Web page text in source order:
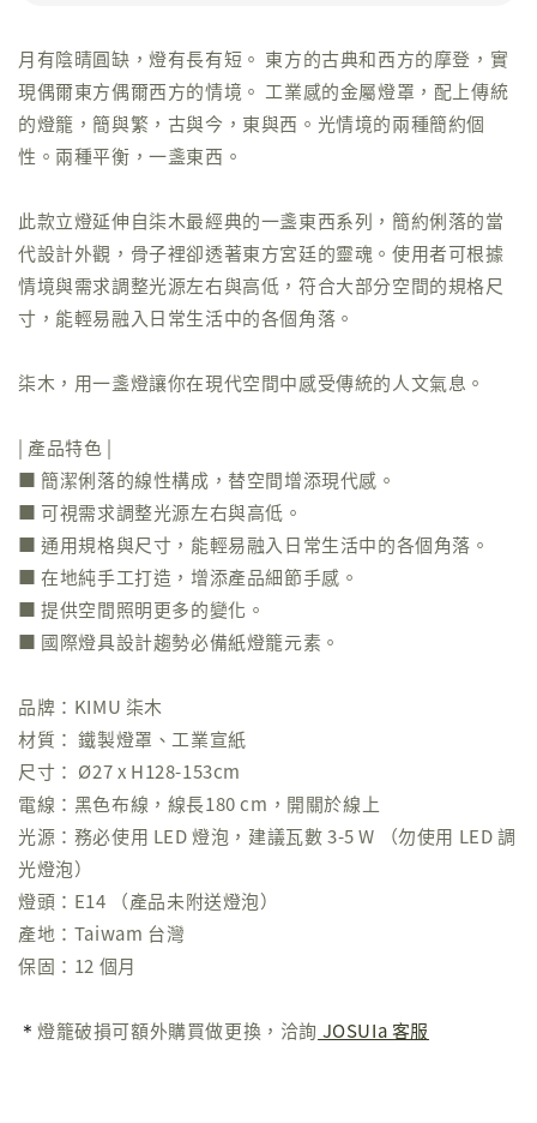
月有陰晴圓缺，燈有長有短。 東方的古典和西方的摩登，實
現偶爾東方偶爾西方的情境。 工業感的金屬燈罩，配上傳統
的燈籠，簡與繁，古與今，東與西。光情境的兩種簡約個
性。兩種平衡，一盞東西。
此款立燈延伸自柒木最經典的一盞東西系列，簡約俐落的當
代設計外觀，骨子裡卻透著東方宮廷的靈魂。使用者可根據
情境與需求調整光源左右與高低，符合大部分空間的規格尺
寸，能輕易融入日常生活中的各個角落。
柒木，用一盞燈讓你在現代空間中感受傳統的人文氣息。
| 產品特色 |
■ 簡潔俐落的線性構成，替空間增添現代感。
■ 可視需求調整光源左右與高低。
■ 通用規格與尺寸，能輕易融入日常生活中的各個角落。
■ 在地純手工打造，增添產品細節手感。
■ 提供空間照明更多的變化。
■ 國際燈具設計趨勢必備紙燈籠元素。
品牌：KIMU 柒木
材質： 鐵製燈罩、工業宣紙
尺寸： Ø27 x H128-153cm
電線：黑色布線，線長180 cm，開關於線上
光源：務必使用 LED 燈泡，建議瓦數 3-5 W （勿使用 LED 調
光燈泡）
燈頭：E14 （產品未附送燈泡）
產地：Taiwam 台灣
保固：12 個月
＊ 燈籠破損可額外購買做更換，洽詢 JOSUIa 客服